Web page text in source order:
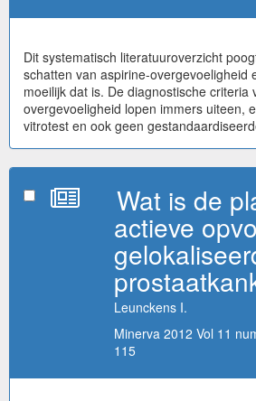
Dit systematisch literatuuroverzicht
schatten van aspirine-overgevoeligheid
moeilijk dat is. De diagnostische criteria
overgevoeligheid lopen immers uiteen,
vitrotest en ook geen
Wat is de
actieve
Leunckens I.
Minerva 2012 Vol 11
115